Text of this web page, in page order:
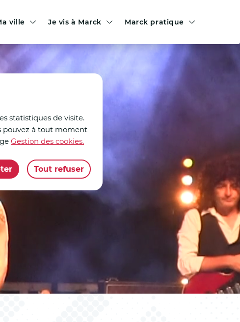
statistiques de visite.
pouvez à tout moment
Gestion des cookies.
Tout refuser
ville Je vis à Marck Marck pratique